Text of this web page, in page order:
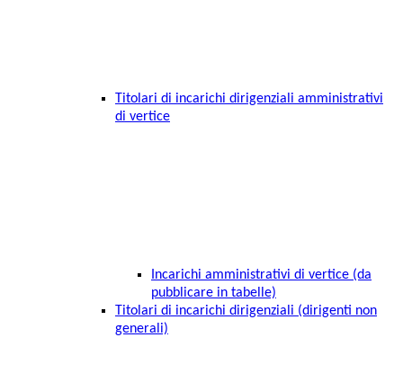
Titolari di incarichi dirigenziali amministrativi
di vertice
Incarichi amministrativi di vertice (da
pubblicare in tabelle)
Titolari di incarichi dirigenziali (dirigenti non
generali)